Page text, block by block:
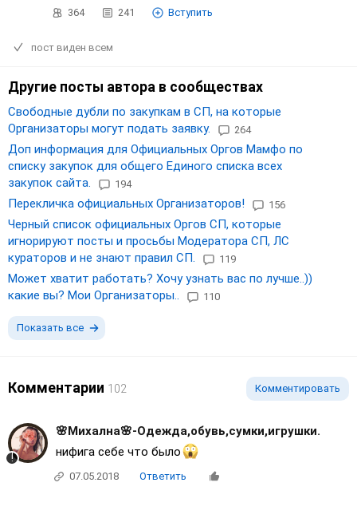
364 241 Вступить
пост виден всем
Другие посты автора в сообществах
Свободные дубли по закупкам в СП, на которые
Организаторы могут подать заявку.
264
Доп информация для Официальных Оргов Мамфо по
списку закупок для общего Единого списка всех
закупок сайта.
194
Перекличка официальных Организаторов! 156
Черный список официальных Оргов СП, которые
игнорируют посты и просьбы Модератора СП, ЛС
кураторов и не знают правил СП.
119
Может хватит работать? Хочу узнать вас по лучше..))
какие вы? Мои Организаторы..
110
Показать все
Комментарии 102 Комментировать
🌸Михална🌸-Одежда,обувь,сумки,игрушки.
нифига себе что было
07.05.2018 Ответить